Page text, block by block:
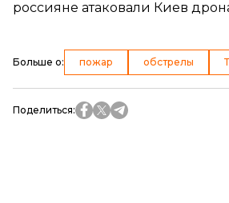
россияне атаковали Киев
Больше о: пожар обстрелы
Поделиться: